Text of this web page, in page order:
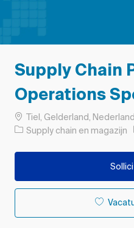
Supply Chain
Operations
PlaatsTiel, Gelderland, Nederland
Categorie
Supply chain en magazijn